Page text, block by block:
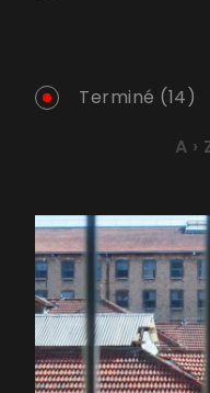
Terminé (14)